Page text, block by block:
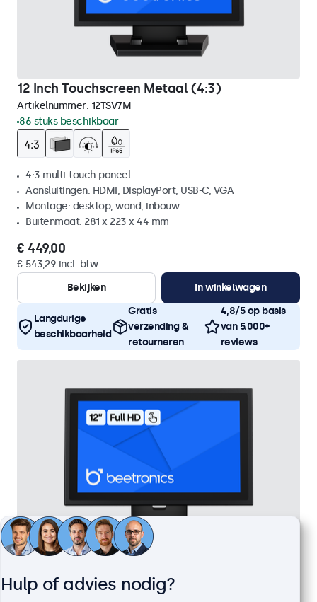
12 Inch Touchscreen Metaal (4:3)
Artikelnummer: 12TSV7M
86 stuks beschikbaar
4:3 multi-touch paneel
Aansluitingen: HDMI, DisplayPort, USB-C, VGA
Montage: desktop, wand, inbouw
Buitenmaat: 281 x 223 x 44 mm
€ 449,00
€ 543,29 incl. btw
Bekijken
In winkelwagen
Langdurige
beschikbaarheid
Gratis
verzending &
retourneren
4,8/5 op basis
van 5.000+
reviews
12 Inch Touchscreen Metaal
Hulp of advies nodig?